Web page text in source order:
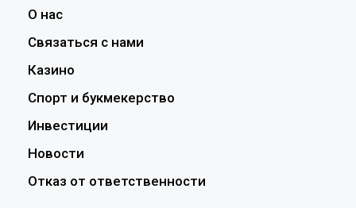
О нас
Связаться с нами
Казино
Спорт и букмекерство
Инвестиции
Новости
Отказ от ответственности